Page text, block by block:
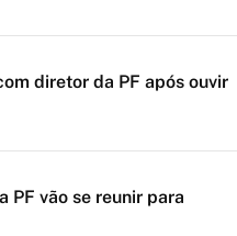
diretor da PF após ouvir
PF vão se reunir para